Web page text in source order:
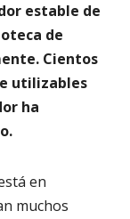
estable de
de
Cientos
utilizables
ha
en
muchos